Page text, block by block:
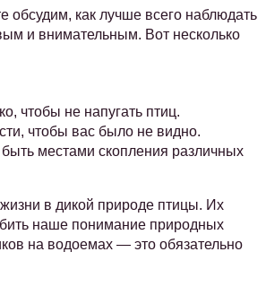
обсудим, как лучше всего наблюдать
и внимательным. Вот несколько
чтобы не напугать птиц.
чтобы вас было не видно.
местами скопления различных
в дикой природе птицы. Их
наше понимание природных
на водоемах — это обязательно